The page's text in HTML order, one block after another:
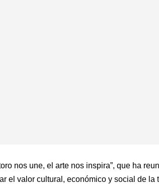
nos une, el arte nos inspira”, que ha
el valor cultural, económico y social de la